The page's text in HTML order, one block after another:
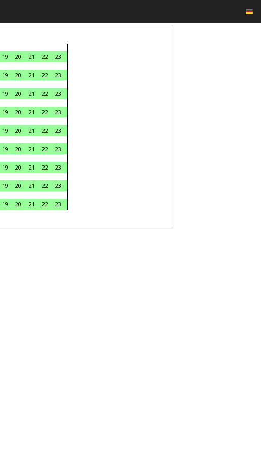
19 20 21 22
23
19 20 21 22
23
19 20 21 22
23
19 20 21 22
23
19 20 21 22
23
19 20 21 22
23
19 20 21 22
23
19 20 21 22
23
19 20 21 22
23